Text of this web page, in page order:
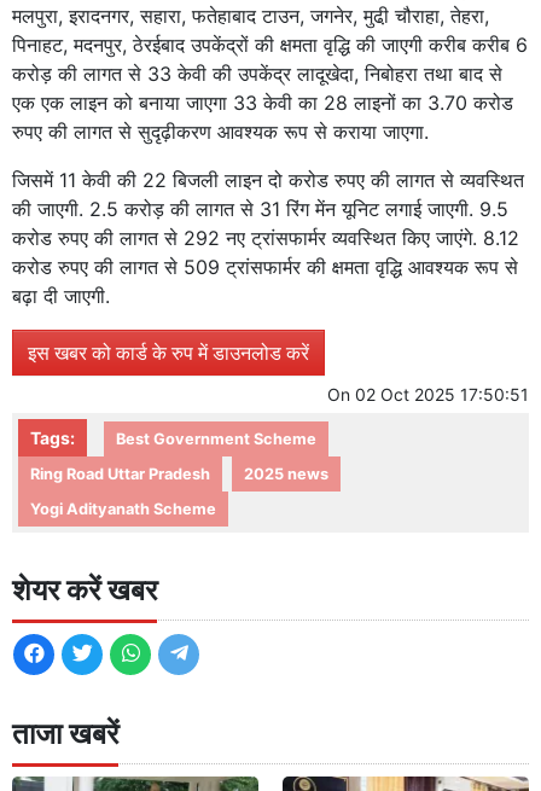
मलपुरा, इरादनगर, सहारा, फतेहाबाद टाउन, जगनेर, मुढी़ चौराहा, तेहरा,
पिनाहट, मदनपुर, ठेरईबाद उपकेंद्रों की क्षमता वृद्धि की जाएगी करीब करीब 6
करोड़ की लागत से 33 केवी की उपकेंद्र लादूखेदा, निबोहरा तथा बाद से
एक एक लाइन को बनाया जाएगा 33 केवी का 28 लाइनों का 3.70 करोड
रुपए की लागत से सुदृढ़ीकरण आवश्यक रूप से कराया जाएगा.
जिसमें 11 केवी की 22 बिजली लाइन दो करोड रुपए की लागत से व्यवस्थित
की जाएगी. 2.5 करोड़ की लागत से 31 रिंग मेंन यूनिट लगाई जाएगी. 9.5
करोड रुपए की लागत से 292 नए ट्रांसफार्मर व्यवस्थित किए जाएंगे. 8.12
करोड रुपए की लागत से 509 ट्रांसफार्मर की क्षमता वृद्धि आवश्यक रूप से
बढ़ा दी जाएगी.
इस खबर को कार्ड के रुप में डाउनलोड करें
On 02 Oct 2025 17:50:51
Tags:
Best Government Scheme
Ring Road Uttar Pradesh
2025 news
Yogi Adityanath Scheme
शेयर करें खबर
ताजा खबरें